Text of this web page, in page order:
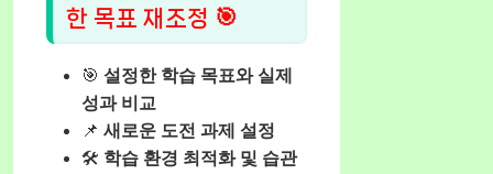
한 목표 재조정 🎯
🎯 설정한 학습 목표와 실제
성과 비교
📌 새로운 도전 과제 설정
🛠️ 학습 환경 최적화 및 습관